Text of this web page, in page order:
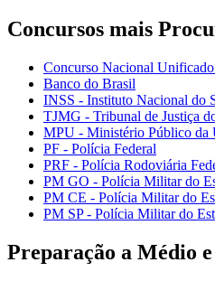
Concursos mais
Concurso Nacional
Banco do Brasil
INSS - Instituto Nacional do
TJMG - Tribunal de Justiça
MPU - Ministério Público da
PF - Polícia Federal
PRF - Polícia Rodoviária
PM GO - Polícia Militar do
PM CE - Polícia Militar do
PM SP - Polícia Militar do
Preparação a Médio